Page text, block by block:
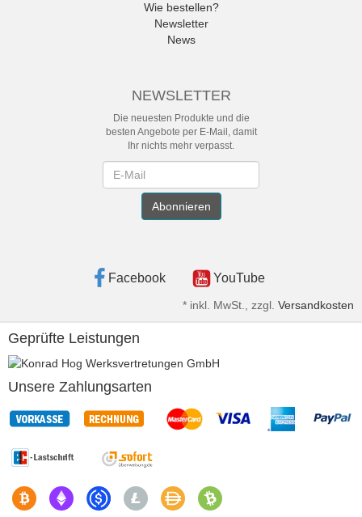
Wie bestellen?
Newsletter
News
NEWSLETTER
Die neuesten Produkte und die
besten Angebote per E-Mail, damit
Ihr nichts mehr verpasst.
Abonnieren
Facebook YouTube
* inkl. MwSt., zzgl. Versandkosten
Geprüfte Leistungen
Unsere Zahlungsarten